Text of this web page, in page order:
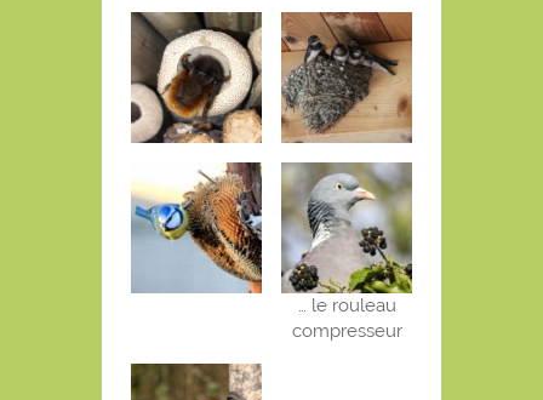
… le rouleau
compresseur